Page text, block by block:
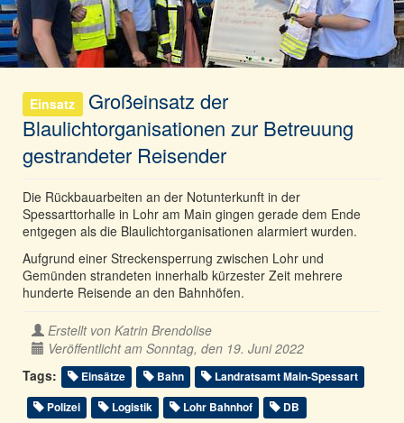
Einsatz
Großeinsatz der
Blaulichtorganisationen zur Betreuung
gestrandeter Reisender
Die Rückbauarbeiten an der Notunterkunft in der
Spessarttorhalle in Lohr am Main gingen gerade dem Ende
entgegen als die Blaulichtorganisationen alarmiert wurden.
Aufgrund einer Streckensperrung zwischen Lohr und
Gemünden strandeten innerhalb kürzester Zeit mehrere
hunderte Reisende an den Bahnhöfen.
Erstellt von Katrin Brendolise
Veröffentlicht am Sonntag, den 19. Juni 2022
Tags:
Einsätze Bahn
Landratsamt Main-Spessart
Polizei
Logistik Lohr Bahnhof
DB